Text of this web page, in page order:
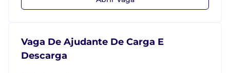
Vaga De Ajudante De Carga E
Descarga